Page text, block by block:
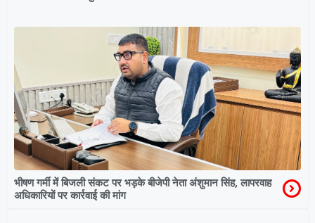
भीषण गर्मी में बिजली संकट पर भड़के बीजेपी नेता अंशुमान सिंह, लापरवाह
अधिकारियों पर कार्रवाई की मांग